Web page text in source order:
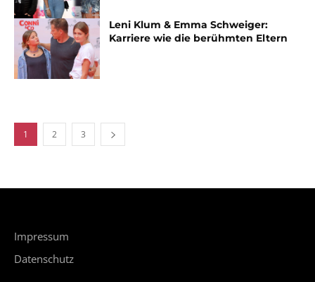
Leni Klum & Emma Schweiger:
Karriere wie die berühmten Eltern
1 2 3
Impressum
Datenschutz